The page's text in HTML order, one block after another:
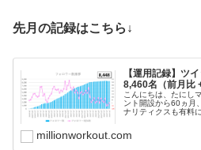
先月の記録はこちら↓
【運用記録】ツ
8,460名（前月比
こんにちは、たにし
ント開設から60ヵ月
ナリティクスも有料
millionworkout.com